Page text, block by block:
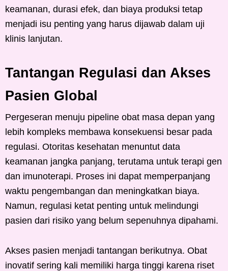
keamanan, durasi efek, dan biaya produksi tetap
menjadi isu penting yang harus dijawab dalam uji
klinis lanjutan.
Tantangan Regulasi dan Akses
Pasien Global
Pergeseran menuju pipeline obat masa depan yang
lebih kompleks membawa konsekuensi besar pada
regulasi. Otoritas kesehatan menuntut data
keamanan jangka panjang, terutama untuk terapi gen
dan imunoterapi. Proses ini dapat memperpanjang
waktu pengembangan dan meningkatkan biaya.
Namun, regulasi ketat penting untuk melindungi
pasien dari risiko yang belum sepenuhnya dipahami.
Akses pasien menjadi tantangan berikutnya. Obat
inovatif sering kali memiliki harga tinggi karena riset